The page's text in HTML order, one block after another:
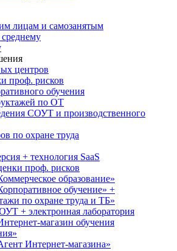
лицам и самозанятым
центров
проф. рисков
обучения
по ОТ
СОУТ и производственного
по охране труда
+ технология SaaS
проф. рисков
образование»
обучение» +
по охране труда и ТБ»
+ электронная лаборатория
магазин обучения
Интернет-магазина»